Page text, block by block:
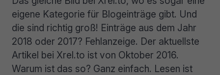
eigene Kategorie für Blogeinträge gibt. Und
die sind richtig groß! Einträge aus dem Jahr
2018 oder 2017? Fehlanzeige. Der aktuellste
Artikel bei Xrel.to ist von Oktober 2016.
Warum ist das so? Ganz einfach. Lesen ist